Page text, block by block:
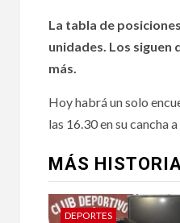
La tabla de
unidades. Los siguen
más.
Hoy habrá un solo
las 16.30 en su cancha
MÁS
DEPORTES